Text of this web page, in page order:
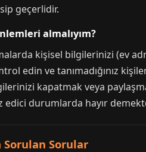
geçerlidir.
almalıyım?
kişisel bilgilerinizi (ev
edin ve tanımadığınız
kapatmak veya
edici durumlarda hayır
Sorulan Sorular